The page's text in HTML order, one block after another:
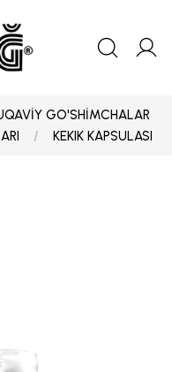
GO'SHİMCHALAR
KEKIK KAPSULASI